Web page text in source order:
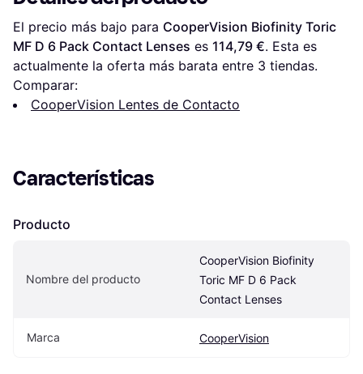
El precio más bajo para CooperVision Biofinity Toric
MF D 6 Pack Contact Lenses es 114,79 €. Esta es
actualmente la oferta más barata entre 3 tiendas.
Comparar:
CooperVision Lentes de Contacto
Características
Producto
Nombre del producto
CooperVision Biofinity
Toric MF D 6 Pack
Contact Lenses
Marca CooperVision